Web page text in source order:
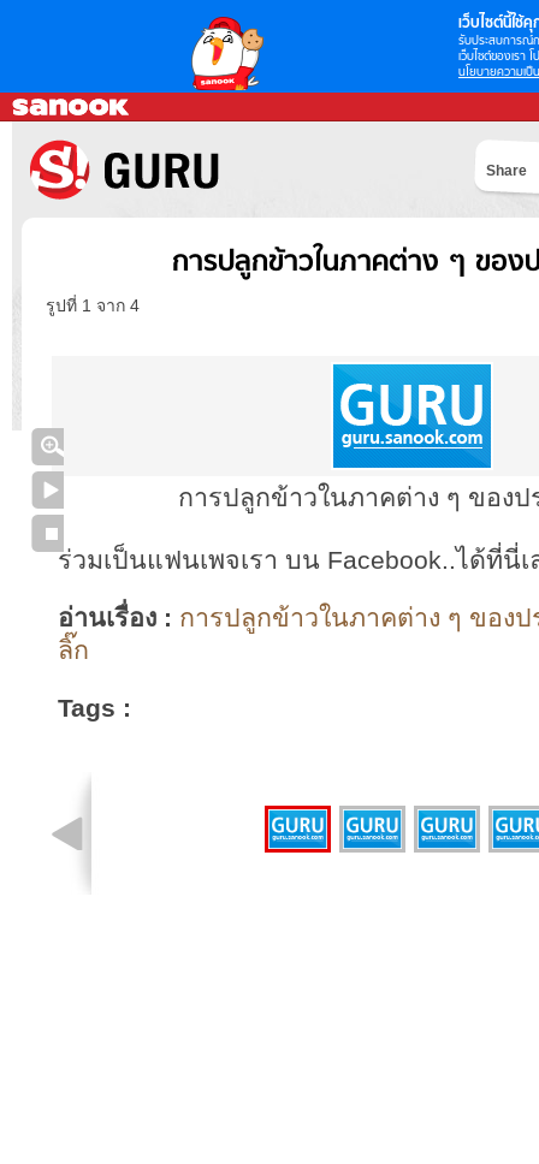
เว็บไซต์นี้ใช้คุ
รับประสบการณ์
เว็บไซต์ของเรา
นโยบายความเป็
Share
การปลูกข้าวในภาคต่าง ๆ ของป
รูปที่ 1 จาก 4
การปลูกข้าวในภาคต่าง ๆ ของป
ร่วมเป็นแฟนเพจเรา บน Facebook..ได้ที่นี่เ
อ่านเรื่อง : การปลูกข้าวในภาคต่าง ๆ ของ
ลิ๊ก
Tags :